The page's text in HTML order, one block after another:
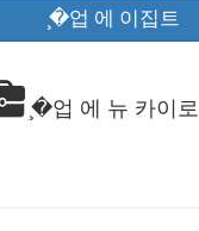
̧�업 에 이집트
̧�업 에 뉴 카이로